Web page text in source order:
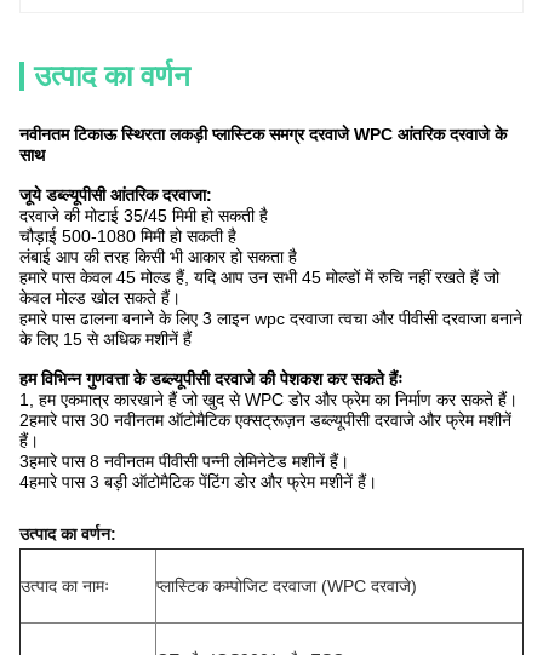
उत्पाद का वर्णन
नवीनतम टिकाऊ स्थिरता लकड़ी प्लास्टिक समग्र दरवाजे WPC आंतरिक दरवाजे के
साथ
जूये डब्ल्यूपीसी आंतरिक दरवाजा:
दरवाजे की मोटाई 35/45 मिमी हो सकती है
चौड़ाई 500-1080 मिमी हो सकती है
लंबाई आप की तरह किसी भी आकार हो सकता है
हमारे पास केवल 45 मोल्ड हैं, यदि आप उन सभी 45 मोल्डों में रुचि नहीं रखते हैं जो
केवल मोल्ड खोल सकते हैं।
हमारे पास ढालना बनाने के लिए 3 लाइन wpc दरवाजा त्वचा और पीवीसी दरवाजा बनाने
के लिए 15 से अधिक मशीनें हैं
हम विभिन्न गुणवत्ता के डब्ल्यूपीसी दरवाजे की पेशकश कर सकते हैंः
1, हम एकमात्र कारखाने हैं जो खुद से WPC डोर और फ्रेम का निर्माण कर सकते हैं।
2हमारे पास 30 नवीनतम ऑटोमैटिक एक्सट्रूज़न डब्ल्यूपीसी दरवाजे और फ्रेम मशीनें
हैं।
3हमारे पास 8 नवीनतम पीवीसी पन्नी लेमिनेटेड मशीनें हैं।
4हमारे पास 3 बड़ी ऑटोमैटिक पेंटिंग डोर और फ्रेम मशीनें हैं।
उत्पाद का वर्णन:
उत्पाद का नामः प्लास्टिक कम्पोजिट दरवाजा (WPC दरवाजे)